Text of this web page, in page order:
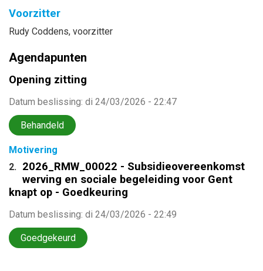
Voorzitter
Rudy Coddens, voorzitter
Agendapunten
Opening zitting
Datum beslissing: di 24/03/2026 - 22:47
Behandeld
Motivering
2. 2026_RMW_00022 - Subsidieovereenkomst
werving en sociale begeleiding voor Gent
knapt op - Goedkeuring
Datum beslissing: di 24/03/2026 - 22:49
Goedgekeurd